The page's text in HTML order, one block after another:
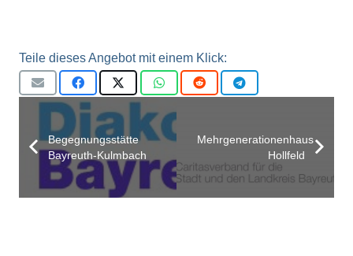
Teile dieses Angebot mit einem Klick:
Begegnungsstätte
Bayreuth-Kulmbach
Mehrgenerationenhaus
Hollfeld